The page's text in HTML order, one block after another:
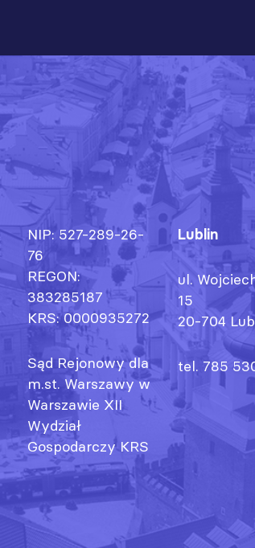
NIP: 527-289-26-
76
REGON:
383285187
KRS: 0000935272
Sąd Rejonowy dla
m.st. Warszawy w
Warszawie XII
Wydział
Gospodarczy KRS
Lublin
ul.
15
20-704
tel. 785